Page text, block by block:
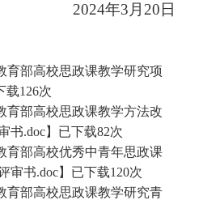
2024年3月 20 日
育部高校思政课教学研究项
载126次
育部高校思政课教学方法改
书.doc】已下载82次
育部高校优秀中青年思政课
审书.doc】已下载120次
育部高校思政课教学研究青